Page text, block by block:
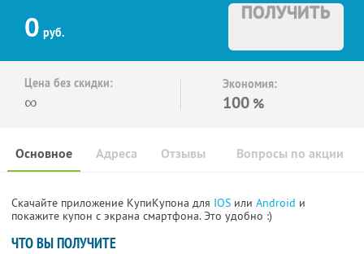
0 руб.
ПОЛУЧИТЬ
Цена без скидки:
∞
Экономия:
100 %
Основное Отзывы Вопросы по акции
Адреса
Скачайте приложение КупиКупона для IOS или Android и
покажите купон с экрана смартфона. Это удобно :)
ЧТО ВЫ ПОЛУЧИТЕ